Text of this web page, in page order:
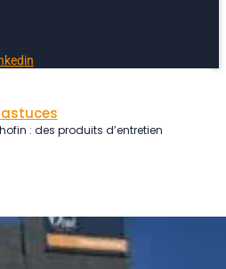
: des produits d’entretien